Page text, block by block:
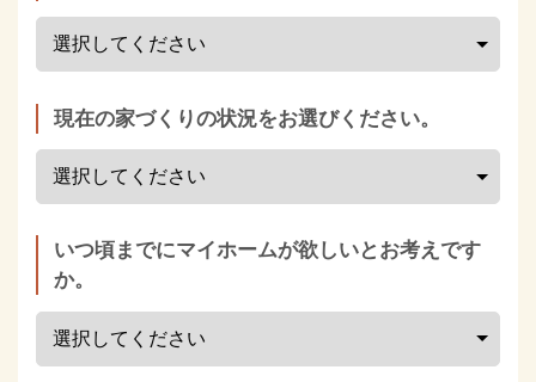
現在の家づくりの状況をお選びください。
いつ頃までにマイホームが欲しいとお考えです
か。